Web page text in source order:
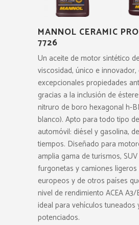
MANNOL CERAMIC
7726
Un aceite de motor sintético
viscosidad, único e innovador,
excepcionales propiedades
gracias a la inclusión de
nitruro de boro hexagonal h-
blanco). Apto para todo tipo
automóvil: diésel y gasolina,
tiempos. Diseñado para
amplia gama de turismos,
furgonetas y camiones
europeos y de otros países
nivel de rendimiento ACEA
ideal para vehículos tuneados
potenciados.